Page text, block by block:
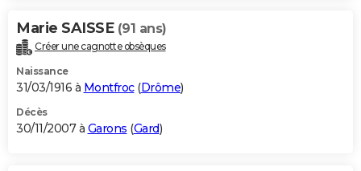
Marie SAISSE (91 ans)
Créer une cagnotte obsèques
Naissance
31/03/1916 à Montfroc(Drôme)
Décès
30/11/2007 à Garons (Gard)